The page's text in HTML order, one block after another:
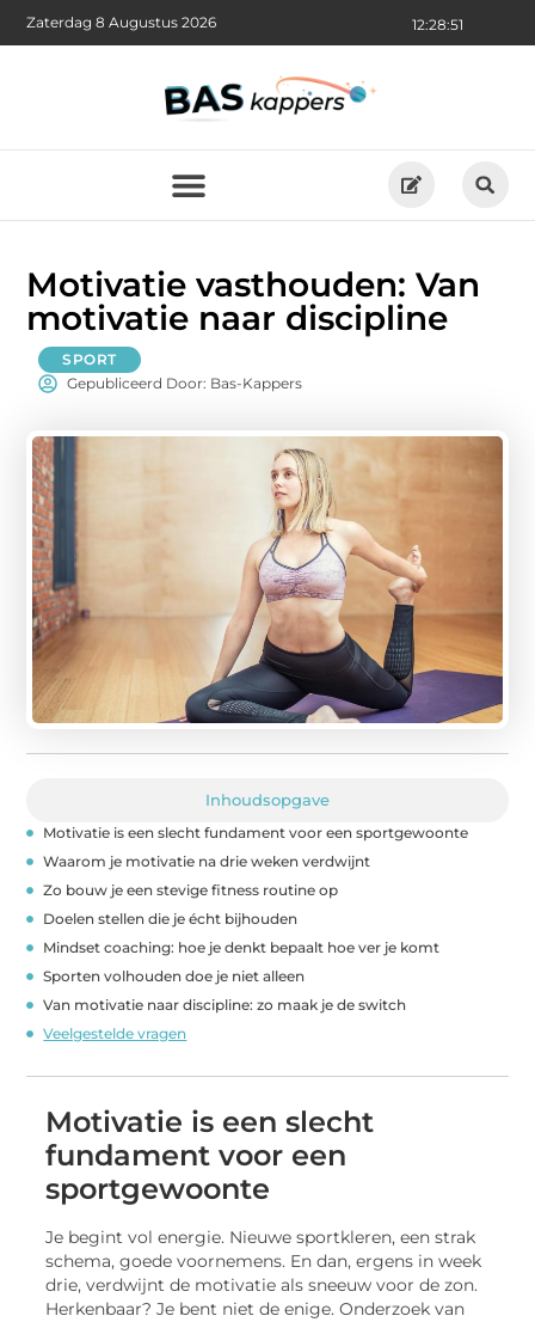
12:28:52
Zaterdag 8 Augustus 2026
Motivatie vasthouden: Van
motivatie naar discipline
SPORT
Gepubliceerd Door: Bas-Kappers
Inhoudsopgave
Motivatie is een slecht fundament voor een sportgewoonte
Waarom je motivatie na drie weken verdwijnt
Zo bouw je een stevige fitness routine op
Doelen stellen die je écht bijhouden
Mindset coaching: hoe je denkt bepaalt hoe ver je komt
Sporten volhouden doe je niet alleen
Van motivatie naar discipline: zo maak je de switch
Veelgestelde vragen
Motivatie is een slecht
fundament voor een
sportgewoonte
Je begint vol energie. Nieuwe sportkleren, een strak
schema, goede voornemens. En dan, ergens in week
drie, verdwijnt de motivatie als sneeuw voor de zon.
Herkenbaar? Je bent niet de enige. Onderzoek van